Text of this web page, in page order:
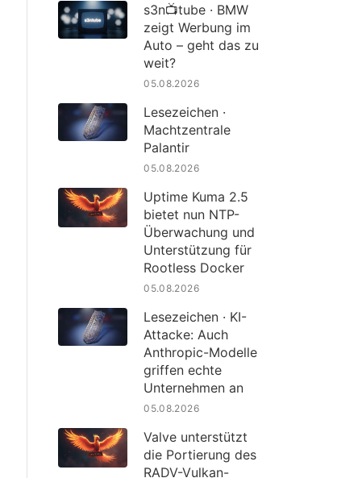
s3n📺tube · BMW
zeigt Werbung im
Auto – geht das zu
weit?
05.08.2026
Lesezeichen ·
Machtzentrale
Palantir
05.08.2026
Uptime Kuma 2.5
bietet nun NTP-
Überwachung und
Unterstützung für
Rootless Docker
05.08.2026
Lesezeichen · KI-
Attacke: Auch
Anthropic-Modelle
griffen echte
Unternehmen an
05.08.2026
Valve unterstützt
die Portierung des
RADV-Vulkan-